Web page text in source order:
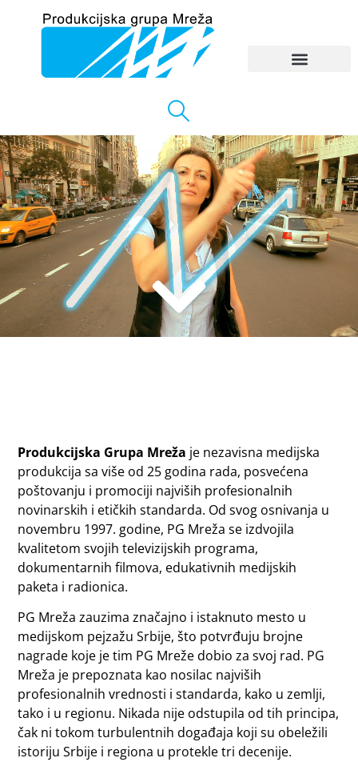
Produkcijska Grupa Mreža je nezavisna medijska
produkcija sa više od 25 godina rada, posvećena
poštovanju i promociji najviših profesionalnih
novinarskih i etičkih standarda. Od svog osnivanja u
novembru 1997. godine, PG Mreža se izdvojila
kvalitetom svojih televizijskih programa,
dokumentarnih filmova, edukativnih medijskih
paketa i radionica.
PG Mreža zauzima značajno i istaknuto mesto u
medijskom pejzažu Srbije, što potvrđuju brojne
nagrade koje je tim PG Mreže dobio za svoj rad. PG
Mreža je prepoznata kao nosilac najviših
profesionalnih vrednosti i standarda, kako u zemlji,
tako i u regionu. Nikada nije odstupila od tih principa,
čak ni tokom turbulentnih događaja koji su obeležili
istoriju Srbije i regiona u protekle tri decenije.